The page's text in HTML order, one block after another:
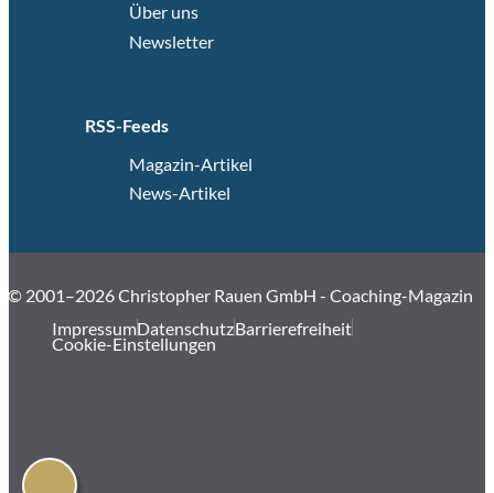
Über uns
Newsletter
RSS-Feeds
Magazin-Artikel
News-Artikel
© 2001–2026 Christopher Rauen GmbH - Coaching-Magazin
ImpressumDatenschutzBarrierefreiheit
Cookie-Einstellungen